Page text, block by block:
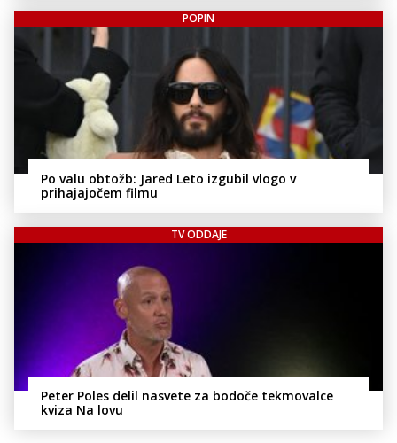
POPIN
Po valu obtožb: Jared Leto izgubil vlogo v
prihajajočem filmu
TV ODDAJE
Peter Poles delil nasvete za bodoče tekmovalce
kviza Na lovu